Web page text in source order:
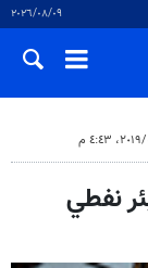
٠٩‏/٠٨‏/٢٠٢٦
نفطي